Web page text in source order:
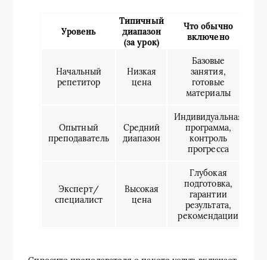
Уровень
Типичный
диапазон
(за урок)
Что обычно
включено
Начальный
репетитор
Низкая
цена
Базовые
занятия,
готовые
материалы
Опытный
преподаватель
Средний
диапазон
Индивидуальная
программа,
контроль
прогресса
Эксперт/
специалист
Высокая
цена
Глубокая
подготовка,
гарантии
результата,
рекомендации